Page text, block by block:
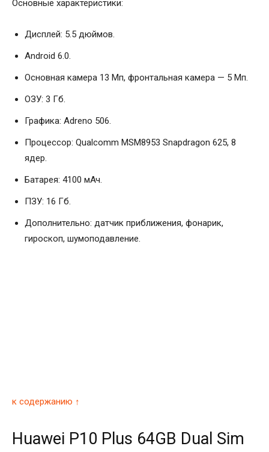
Основные характеристики:
Дисплей: 5.5 дюймов.
Android 6.0.
Основная камера 13 Мп, фронтальная камера — 5 Мп.
ОЗУ: 3 Гб.
Графика: Adreno 506.
Процессор: Qualcomm MSM8953 Snapdragon 625, 8
ядер.
Батарея: 4100 мАч.
ПЗУ: 16 Гб.
Дополнительно: датчик приближения, фонарик,
гироскоп, шумоподавление.
к содержанию ↑
Huawei P10 Plus 64GB Dual Sim